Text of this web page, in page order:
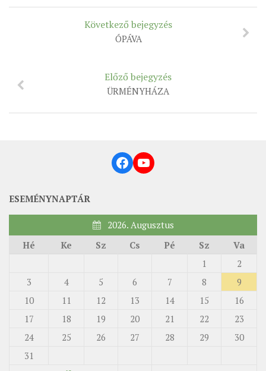
Következő bejegyzés
ÓPÁVA
Előző bejegyzés
ÜRMÉNYHÁZA
Facebook
YouTube
ESEMÉNYNAPTÁR
2026. Augusztus
Hé
Ke Sz Cs Pé Sz Va
1
2
3
4 5 6 7 8
9
10
11 12 13 14 15
16
17
18 19 20 21 22
23
24
25 26 27 28 29
30
31